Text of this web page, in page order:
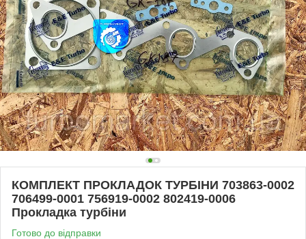
КОМПЛЕКТ ПРОКЛАДОК ТУРБІНИ 703863-0002
706499-0001 756919-0002 802419-0006
Прокладка турбіни
Готово до відправки